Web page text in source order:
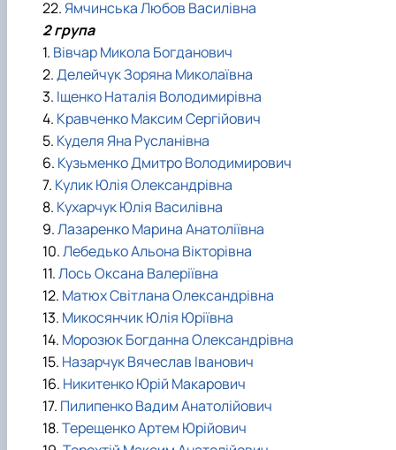
22.Ямчинська Любов Василівна
2 група
1. Вівчар Микола Богданович
2.Делейчук Зоряна Миколаївна
3. Іщенко Наталія Володимирівна
4. Кравченко Максим Сергійович
5. Куделя Яна Русланівна
6. Кузьменко Дмитро Володимирович
7. Кулик Юлія Олександрівна
8. Кухарчук Юлія Василівна
9.Лазаренко Марина Анатоліївна
10.Лебедько Альона Вікторівна
11.Лось Оксана Валеріївна
12. Матюх Світлана Олександрівна
13. Микосянчик Юлія Юріївна
14. Морозюк Богданна Олександрівна
15. Назарчук Вячеслав Іванович
16. Никитенко Юрій Макарович
17. Пилипенко Вадим Анатолійович
18.Терещенко Артем Юрійович